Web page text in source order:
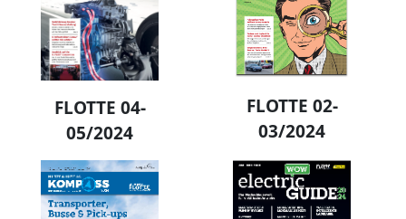
FLOTTE 04-
05/2024
FLOTTE 02-
03/2024